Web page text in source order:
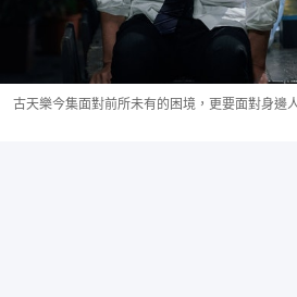
古天樂今集面對前所未有的困境，更要面對身邊